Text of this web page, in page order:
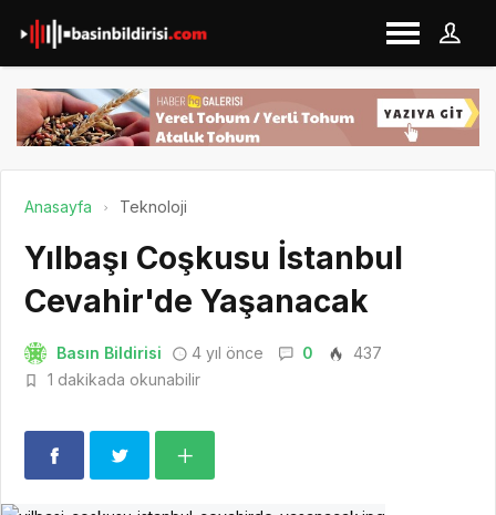
Anasayfa Teknoloji
Yılbaşı Coşkusu İstanbul
Cevahir'de Yaşanacak
Basın Bildirisi 4 yıl önce 0
437
1 dakikada okunabilir